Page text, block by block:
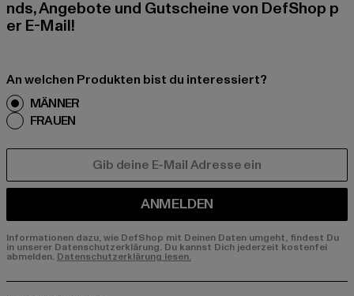
nds, Angebote und Gutscheine von DefShop p
er E-Mail!
An welchen Produkten bist du interessiert?
MÄNNER
FRAUEN
ANMELDEN
Informationen dazu, wie DefShop mit Deinen Daten umgeht, findest Du
in unserer Datenschutzerklärung. Du kannst Dich jederzeit kostenfei
abmelden. Datenschutzerklärung lesen.